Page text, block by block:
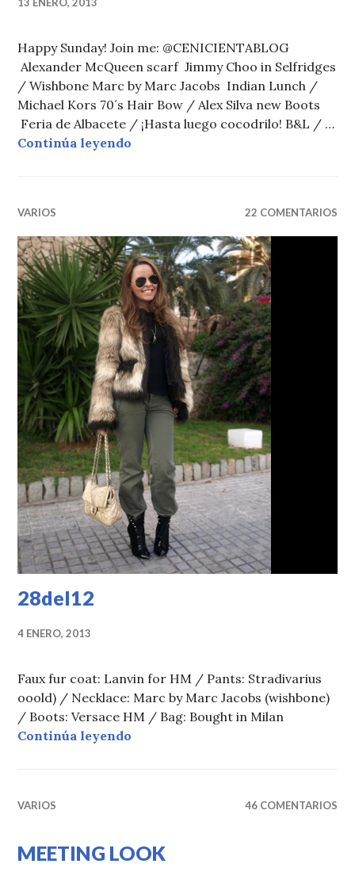
Happy Sunday! Join me: @CENICIENTABLOG
Alexander McQueen scarf Jimmy Choo in Selfridges
/ Wishbone Marc by Marc Jacobs Indian Lunch /
Michael Kors 70´s Hair Bow / Alex Silva new Boots
Feria de Albacete / ¡Hasta luego cocodrilo! B&L / …
Continúa leyendo
VARIOS 22 COMENTARIOS
28del12
4 ENERO, 2013
Faux fur coat: Lanvin for HM / Pants: Stradivarius
ooold) / Necklace: Marc by Marc Jacobs (wishbone)
/ Boots: Versace HM / Bag: Bought in Milan
Continúa leyendo
VARIOS 46 COMENTARIOS
MEETING LOOK